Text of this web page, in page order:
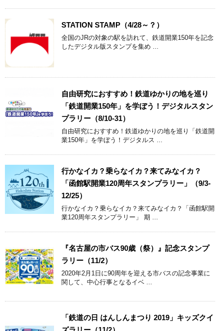
STATION STAMP（4/28～？）
全国のJRの対象の駅を訪れて、鉄道開業150年を記念
したデジタル版スタンプを集め ...
自由研究におすすめ！鉄道ゆかりの地を巡り
「鉄道開業150年」を学ぼう！デジタルスタン
プラリー（8/10-31）
自由研究におすすめ！鉄道ゆかりの地を巡り「鉄道開
業150年」を学ぼう！デジタルス ...
行かなイカ？乗らなイカ？来てみなイカ？
「函館駅開業120周年スタンプラリー」（9/3-
12/25）
行かなイカ？乗らなイカ？来てみなイカ？「函館駅開
業120周年スタンプラリー」 期 ...
『名古屋の市バス90歳（祭）』記念スタンプ
ラリー（11/2）
2020年2月1日に90周年を迎える市バスの記念事業に
関して、中心行事となるイベ ...
「鉄道の日 はんしんまつり 2019」キッズクイ